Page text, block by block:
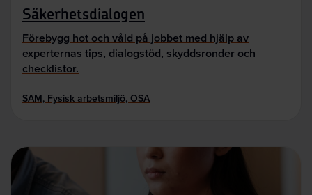
Säkerhetsdialogen
Förebygg hot och våld på jobbet med hjälp av
experternas tips, dialogstöd, skyddsronder och
checklistor.
SAM, Fysisk arbetsmiljö, OSA